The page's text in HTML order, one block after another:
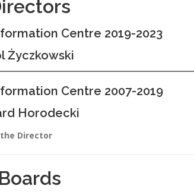
Centre 2019-2023
Życzkowski
Centre 2007-2019
Horodecki
Director